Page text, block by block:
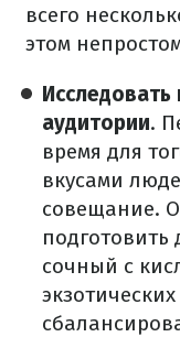
всего
этом
аудитории.
время для
вкусами
совещание.
сочный с